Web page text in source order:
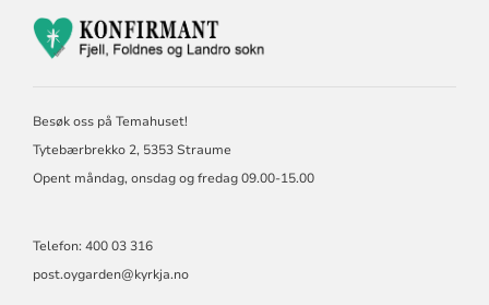
SOKN
Besøk oss på Temahuset!
Tytebærbrekko 2, 5353 Straume
Opent måndag, onsdag og fredag 09.00-15.00
Telefon: 400 03 316
post.oygarden@kyrkja.no